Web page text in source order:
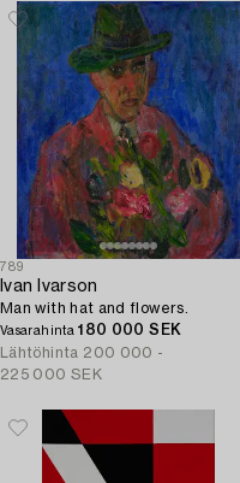
789
Ivan Ivarson
Man with hat and flowers.
Vasarahinta180 000 SEK
Lähtöhinta 200 000 -
225 000 SEK